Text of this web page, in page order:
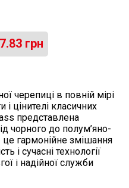
грн
черепиці в повній мірі
і цінителі класичних
представлена
чорного до полум’яно-
гармонійне змішання
і сучасні технології
і надійної служби